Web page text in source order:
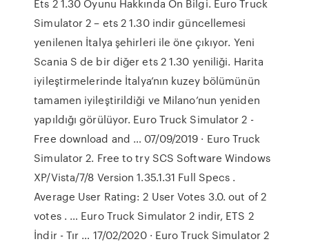
Ets 2 1.30 Oyunu Hakkında Ön Bilgi. Euro Truck
Simulator 2 – ets 2 1.30 indir güncellemesi
yenilenen İtalya şehirleri ile öne çıkıyor. Yeni
Scania S de bir diğer ets 2 1.30 yeniliği. Harita
iyileştirmelerinde İtalya’nın kuzey bölümünün
tamamen iyileştirildiği ve Milano’nun yeniden
yapıldığı görülüyor. Euro Truck Simulator 2 -
Free download and … 07/09/2019 · Euro Truck
Simulator 2. Free to try SCS Software Windows
XP/Vista/7/8 Version 1.35.1.31 Full Specs .
Average User Rating: 2 User Votes 3.0. out of 2
votes . … Euro Truck Simulator 2 indir, ETS 2
İndir - Tır … 17/02/2020 · Euro Truck Simulator 2